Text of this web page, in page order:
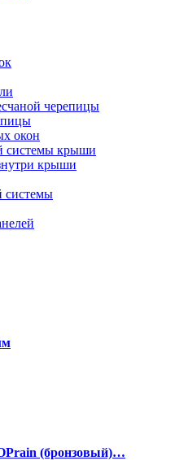
черепицы
окон
системы крыши
крыши
системы
(бронзовый)…